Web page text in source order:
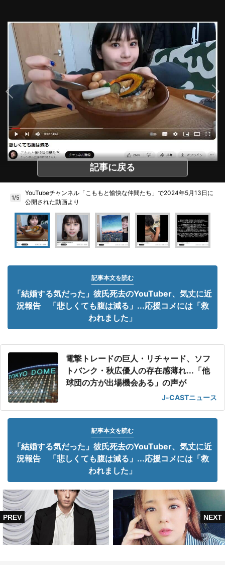
記事に戻る
1/5
YouTubeチャンネル「こももと愉快な仲間たち」で2024年5月13日に
公開された動画より
記事本文を読む
「結婚する気だった」彼氏死去のYouTuber、気丈に近
況報告 「悲しくても腹は減る」...応援コメには「救
われました」
電撃トレードの巨人・リチャード、ソフ
トバンク・秋広優人の存在感薄れ...「他
球団の方が出場機会ある」の声が
J-CASTニュース
記事本文を読む
「結婚する気だった」彼氏死去のYouTuber、気丈に近
況報告 「悲しくても腹は減る」...応援コメには「救
われました」